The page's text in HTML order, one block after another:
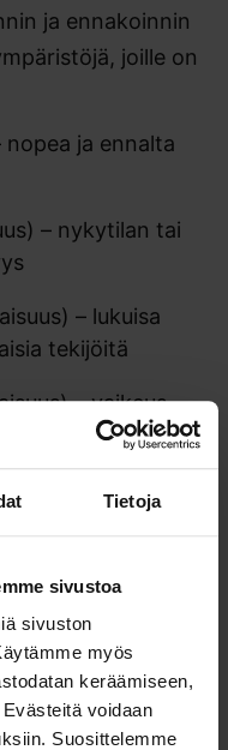
Tietoja
sivustoa
sivuston
myös
keräämiseen,
voidaan
Suosittelemme
ja ennakoinnin
joille on
ja ennalta
– nykytilan tai
– lukuisa
tekijöitä
– vaikeus
Se siirtää
epävarmuudesta